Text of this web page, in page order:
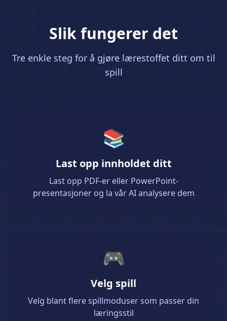
Slik fungerer det
Tre enkle steg for å gjøre lærestoffet ditt om til
spill
📚
Last opp innholdet ditt
Last opp PDF-er eller PowerPoint-
presentasjoner og la vår AI analysere dem
🎮
Velg spill
Velg blant flere spillmoduser som passer din
læringsstil